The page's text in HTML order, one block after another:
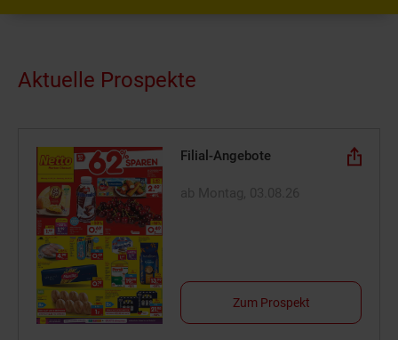
Aktuelle Prospekte
Filial-Angebote
Zum Prospekt